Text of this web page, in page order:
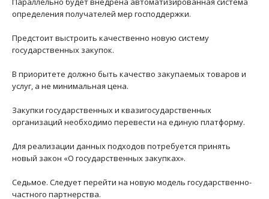
определения получателей мер господдержки.
Предстоит выстроить качественно новую систему
государственных закупок.
В приоритете должно быть качество закупаемых товаров и
услуг, а не минимальная цена.
Закупки государственных и квазигосударственных
организаций необходимо перевести на единую платформу.
Для реализации данных подходов потребуется принять
новый закон «О государственных закупках».
Седьмое. Следует перейти на новую модель государственно-
частного партнерства.